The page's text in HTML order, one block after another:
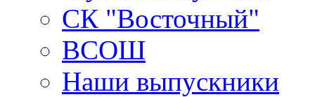
СК "Восточный"
ВСОШ
Наши выпускники